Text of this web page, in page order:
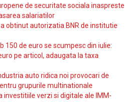
de securitate sociala inaspreste
salariatilor
obtinut autorizatia BNR de institutie
150 de euro se scumpesc din iulie:
pe articol, adaugata la taxa
auto ridica noi provocari de
grupurile multinationale
investitiile verzi si digitale ale IMM-